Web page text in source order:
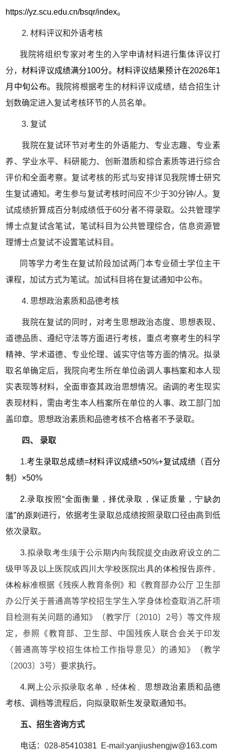
https://yz.scu.edu.cn/bsqr/index。
2. 材料评议和外语考核
我院将组织专家对考生的入学申请材料进行集体评议打
分，材料评议成绩满分100分。材料评议结果预计在2026年1
月中旬公布。 我院将根据考生的材料评议成绩，结合招生计
划数确定进入复试考核环节的人员名单。
3. 复试
我院在复试环节对考生的外语能力、专业志趣、专业素
养、学业水平、科研能力、创新潜质和综合素质等进行综合
评价和全面考察。复试考核的形式与安排详见我院博士研究
生复试通知。考生参与复试考核时间应不少于30分钟/人。复
试成绩折算成百分制成绩低于60分者不得录取。公共管理学
博士点复试含笔试，笔试科目为公共管理综合，信息资源管
理博士点复试不设置笔试科目。
同等学力考生在复试阶段加试两门本专业硕士学位主干
课程，加试方式为笔试。加试科目将在复试通知中公布。
4. 思想政治素质和品德考核
我院在复试的同时，对考生思想政治态度、思想表现、
道德品质、遵纪守法等方面进行考核，重点考察考生的科学
精神、学术道德、专业伦理、诚实守信等方面的情况。拟录
取名单确定后，我院向考生所在单位函调人事档案和本人现
实表现等材料，全面审查其政治思想情况。函调的考生现实
表现材料，需由考生本人档案所在单位的人事、政工部门加
盖印章。思想政治素质和品德考核不合格者不予录取。
四、 录取
1.考生录取总成绩=材料评议成绩×50%+复试成绩（百分
制）×50%
2.录取按照“全面衡量，择优录取，保证质量，宁缺勿
滥”的原则进行，依据考生录取总成绩按照录取口径由高到低
依次录取。
3.拟录取考生须于公示期内向我院提交由政府设立的二
级甲等及以上医院或四川大学校医院出具的体检报告原件。
体检标准根据《残疾人教育条例》和《教育部办公厅 卫生部
办公厅关于普通高等学校招生学生入学身体检查取消乙肝项
目检测有关问题的通知》（教学厅〔2010〕2号）等文件规
定，参照《教育部、卫生部、中国残疾人联合会关于印发
〈普通高等学校招生体检工作指导意见〉的通知》（教学
〔2003〕3号）要求执行。
4.网上公示拟录取名单，经体检、 思想政治素质和品德
考核、调档等流程后，向拟录取新生发录取通知书。
五、招生咨询方式
电话：028-85410381 E-mail:yanjiushengjw@163.com